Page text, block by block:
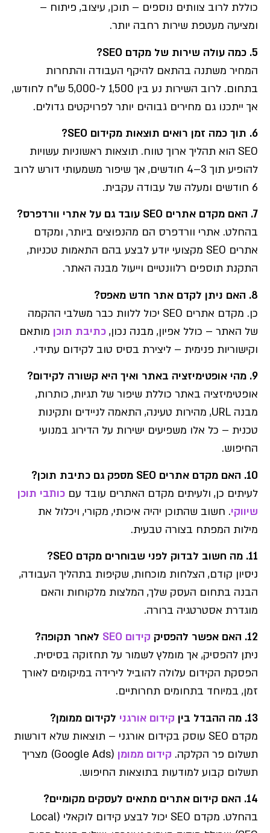
כוללת לרוב צוותים נוספים – תוכן, עיצוב, פיתוח –
ומציעה מעטפת שירות רחבה יותר.
5. כמה עולה שירות של מקדם SEO?
המחיר משתנה בהתאם להיקף העבודה והתחרות
בתחום. לרוב השירות נע בין 1,500 ל-5,000 ש"ח לחודש,
אך ייתכנו גם מחירים גבוהים יותר לפרויקטים גדולים.
6. תוך כמה זמן רואים תוצאות מקידום SEO?
SEO הוא תהליך ארוך טווח. תוצאות ראשוניות עשויות
להופיע תוך 3–4 חודשים, אך שיפור משמעותי דורש לרוב
6 חודשים ומעלה של עבודה עקבית.
7. האם מקדם אתרים SEO עובד גם על אתרי וורדפרס?
בהחלט. אתרי וורדפרס הם מהנפוצים ביותר, ומקדם
אתרים SEO מקצועי יודע לבצע בהם התאמות טכניות,
התקנת תוספים רלוונטיים וייעול מבנה האתר.
8. האם ניתן לקדם אתר חדש מאפס?
כן. מקדם אתרים SEO יכול ללוות כבר משלבי ההקמה
של האתר – כולל אפיון, מבנה נכון, כתיבת תוכן מותאם
וקישוריות פנימית – ליצירת בסיס טוב לקידום עתידי.
9. מהי אופטימיזציה באתר ואיך היא קשורה לקידום?
אופטימיזציה באתר כוללת שיפור של תגיות, כותרות,
מבנה URL, מהירות טעינה, התאמה לניידים ותקינות
טכנית – כל אלו משפיעים ישירות על הדירוג במנועי
החיפוש.
10. האם מקדם אתרים SEO מספק גם כתיבת תוכן?
לעיתים כן, ולעיתים מקדם האתרים עובד עם כותבי תוכן
שיווקי. חשוב שהתוכן יהיה איכותי, מקורי, ויכלול את
מילות המפתח בצורה טבעית.
11. מה חשוב לבדוק לפני שבוחרים מקדם SEO?
ניסיון קודם, הצלחות מוכחות, שקיפות בתהליך העבודה,
הבנה בתחום העסק שלך, המלצות מלקוחות והאם
מוגדרת אסטרטגיה ברורה.
12. האם אפשר להפסיק
קידום SEO
לאחר תקופה?
ניתן להפסיק, אך מומלץ לשמור על תחזוקה בסיסית.
הפסקת הקידום עלולה להוביל לירידה במיקומים לאורך
זמן, במיוחד בתחומים תחרותיים.
13. מה ההבדל בין
קידום אורגני לקידום ממומן?
מקדם SEO עוסק בקידום אורגני – תוצאות שלא דורשות
תשלום פר הקלקה. קידום ממומן
(Google Ads) מצריך
תשלום קבוע למודעות בתוצאות החיפוש.
14. האם קידום אתרים מתאים לעסקים מקומיים?
בהחלט. מקדם SEO יכול לבצע קידום לוקאלי (Local